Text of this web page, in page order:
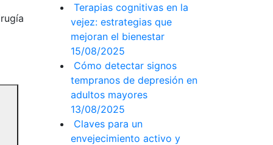
Terapias cognitivas en la
vejez: estrategias que
mejoran el bienestar
15/08/2025
Cómo detectar signos
tempranos de depresión en
adultos mayores
13/08/2025
Claves para un
envejecimiento activo y